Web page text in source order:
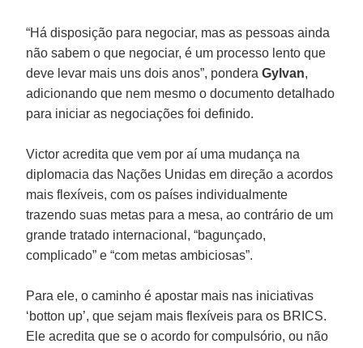
“Há disposição para negociar, mas as pessoas ainda
não sabem o que negociar, é um processo lento que
deve levar mais uns dois anos”, ponderaGylvan,
adicionando que nem mesmo o documento detalhado
para iniciar as negociações foi definido.
Victor acredita que vem por aí uma mudança na
diplomacia das Nações Unidas em direção a acordos
mais flexíveis, com os países individualmente
trazendo suas metas para a mesa, ao contrário de um
grande tratado internacional, “bagunçado,
complicado” e “com metas ambiciosas”.
Para ele, o caminho é apostar mais nas iniciativas
‘botton up’, que sejam mais flexíveis para os BRICS.
Ele acredita que se o acordo for compulsório, ou não